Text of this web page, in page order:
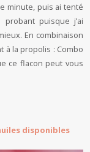
minute, puis ai tenté
puisque j’ai
En combinaison
à la propolis : Combo
ce flacon peut vous
disponibles